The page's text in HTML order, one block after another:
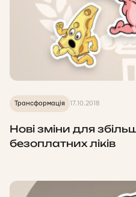
Трансформація 17.10.2018
Нові зміни для
безоплатних ліків